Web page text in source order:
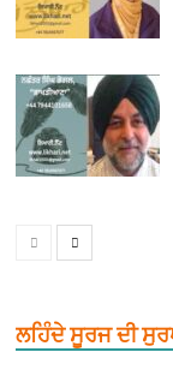
ਲਹਿੰਦੇ ਸੂਰਜ ਦੀ